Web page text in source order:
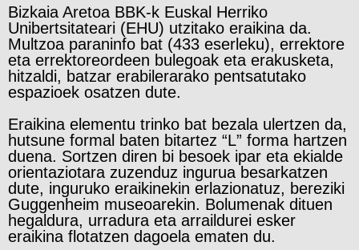
Bizkaia Aretoa BBK-k Euskal Herriko
Unibertsitateari (EHU) utzitako eraikina da.
Multzoa paraninfo bat (433 eserleku), errektore
eta errektoreordeen bulegoak eta erakusketa,
hitzaldi, batzar erabilerarako pentsatutako
espazioek osatzen dute.
Eraikina elementu trinko bat bezala ulertzen da,
hutsune formal baten bitartez “L” forma hartzen
duena. Sortzen diren bi besoek ipar eta ekialde
orientaziotara zuzenduz ingurua besarkatzen
dute, inguruko eraikinekin erlazionatuz, bereziki
Guggenheim museoarekin. Bolumenak dituen
hegaldura, urradura eta arraildurei esker
eraikina flotatzen dagoela ematen du.